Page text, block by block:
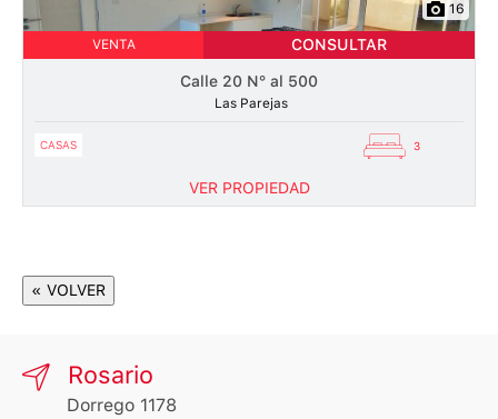
16
VENTA CONSULTAR
Calle 20 N° al 500
Las Parejas
CASAS 3
VER PROPIEDAD
« VOLVER
Rosario
Dorrego 1178